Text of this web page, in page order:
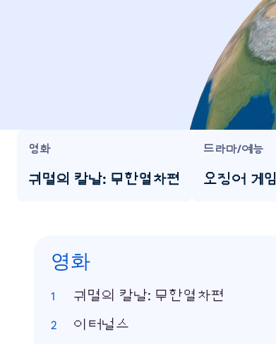
영화
귀멸의 칼날: 무한열차편
드라마/예능
오징어 게임
영화
귀멸의 칼날: 무한열차편
이터널스